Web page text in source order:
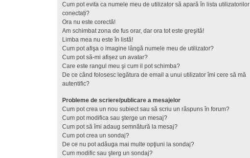
Cum pot evita ca numele meu de utilizator să apară în lista utilizatorilor
conectați?
Ora nu este corectă!
Am schimbat zona de fus orar, dar ora tot este greşită!
Limba mea nu este în listă!
Cum pot afişa o imagine lângă numele meu de utilizator?
Cum pot să-mi afișez un avatar?
Care este rangul meu şi cum il pot schimba?
De ce când folosesc legătura de email a unui utilizator îmi cere să mă
autentific?
Probleme de scriere/publicare a mesajelor
Cum pot crea un nou subiect sau să scriu un răspuns în forum?
Cum pot modifica sau şterge un mesaj?
Cum pot să îmi adaug semnătură la mesaj?
Cum pot crea un sondaj?
De ce nu pot adăuga mai multe opţiuni la sondaj?
Cum modific sau şterg un sondaj?